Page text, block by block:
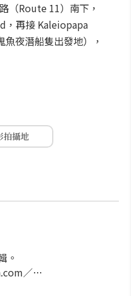
（Route 11）南下，
，再接 Kaleiopapa
夜潛船隻出發地），
拍攝地
。
／